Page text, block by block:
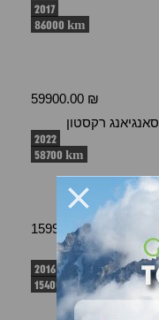
2017
86000 km
59900.00 ₪
סאנגיאנג רקסטון
2022
58700 km
159900.00 ₪
קיה ספורטאג'
2016
154000 km